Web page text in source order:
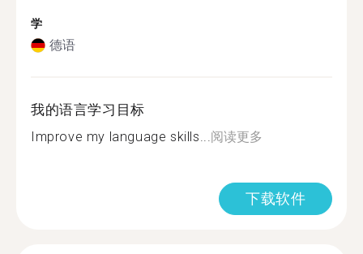
学
德语
我的语言学习目标
Improve my language skills...阅读更多
下载软件